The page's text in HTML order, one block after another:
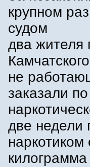
крупном
судом
два жителя
не
заказали
две недели